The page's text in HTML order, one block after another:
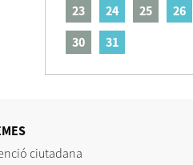
23
24 25 26
30
31
ciutadana